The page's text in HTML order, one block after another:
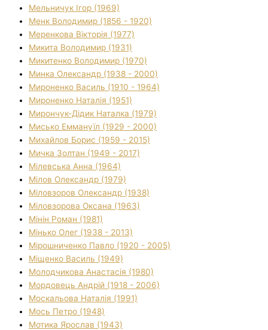
Мельничук Ігор (1969)
Менк Володимир (1856 - 1920)
Меренкова Вікторія (1977)
Микита Володимир (1931)
Микитенко Володимир (1970)
Минка Олександр (1938 - 2000)
Мироненко Василь (1910 - 1964)
Мироненко Наталія (1951)
Мирончук-Дідик Наталка (1979)
Мисько Еммануїл (1929 - 2000)
Михайлов Борис (1959 - 2015)
Мичка Золтан (1949 - 2017)
Мілевська Анна (1964)
Мілов Олександр (1979)
Міловзоров Олександр (1938)
Міловзорова Оксана (1963)
Мінін Роман (1981)
Мінько Олег (1938 - 2013)
Мірошниченко Павло (1920 - 2005)
Міщенко Василь (1949)
Молодчикова Анастасія (1980)
Мордовець Андрій (1918 - 2006)
Москальова Наталія (1991)
Мось Петро (1948)
Мотика Ярослав (1943)